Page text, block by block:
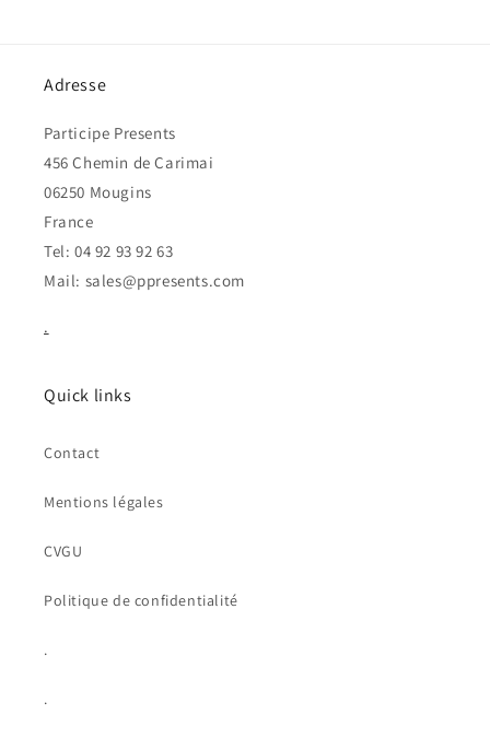
Adresse
Participe Presents
456 Chemin de Carimai
06250 Mougins
France
Tel: 04 92 93 92 63
Mail: sales@ppresents.com
.
Quick links
Contact
Mentions légales
CVGU
Politique de confidentialité
.
.